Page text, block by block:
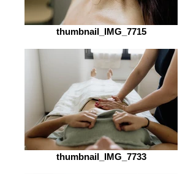
thumbnail_IMG_7715
thumbnail_IMG_7733